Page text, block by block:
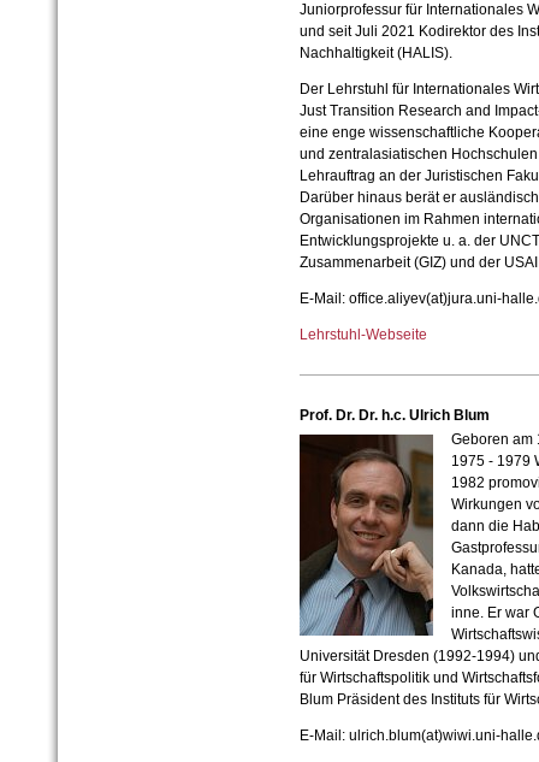
Juniorprofessur für Internationales
und seit Juli 2021 Kodirektor des
Nachhaltigkeit (HALIS).
Der Lehrstuhl für Internationales
Just Transition Research and
eine enge wissenschaftliche
und zentralasiatischen
Lehrauftrag an der Juristischen
Darüber hinaus berät er
Organisationen im Rahmen
Entwicklungsprojekte u. a. der
Zusammenarbeit (GIZ) und der
E-Mail: office.aliyev(at)jura.uni-
Lehrstuhl-Webseite
Prof. Dr. Dr. h.c. Ulrich Blum
Geboren am
1975 - 1979
1982
Wirkungen
dann die
Kanada,
inne. Er war
Universität Dresden (1992-1994)
für Wirtschaftspolitik und
Blum Präsident des Instituts für
E-Mail: ulrich.blum(at)wiwi.uni-